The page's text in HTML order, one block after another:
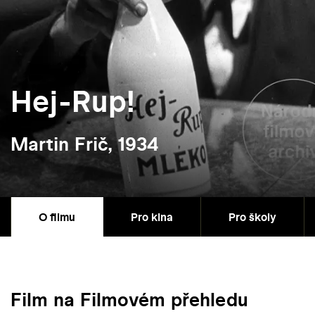
Hej-Rup!
Martin Frič, 1934
O filmu Pro kina Pro školy
Film na Filmovém přehledu